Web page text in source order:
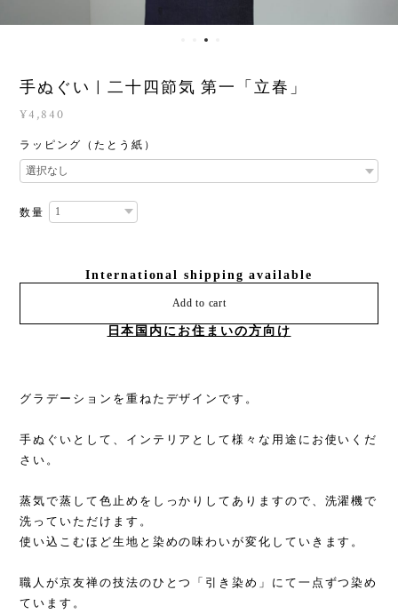
手ぬぐい | 二十四節気 第一「立春」
¥4,840
ラッピング（たとう紙）
数量
International shipping available
Add to cart
日本国内にお住まいの方向け
グラデーションを重ねたデザインです。
手ぬぐいとして、インテリアとして様々な用途にお使いくだ
さい。
蒸気で蒸して色止めをしっかりしてありますので、洗濯機で
洗っていただけます。
使い込こむほど生地と染めの味わいが変化していきます。
職人が京友禅の技法のひとつ「引き染め」にて一点ずつ染め
ています。